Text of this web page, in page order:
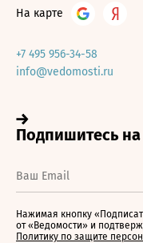
На карте
+7 495 956-34-58
info@vedomosti.ru
Нажимая кнопку
от «Ведомости» и
Политику по защите